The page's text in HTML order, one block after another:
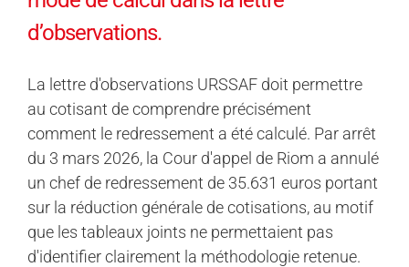
d’observations.
La lettre d'observations URSSAF doit permettre
au cotisant de comprendre précisément
comment le redressement a été calculé. Par arrêt
du 3 mars 2026, la Cour d'appel de Riom a annulé
un chef de redressement de 35.631 euros portant
sur la réduction générale de cotisations, au motif
que les tableaux joints ne permettaient pas
d'identifier clairement la méthodologie retenue.